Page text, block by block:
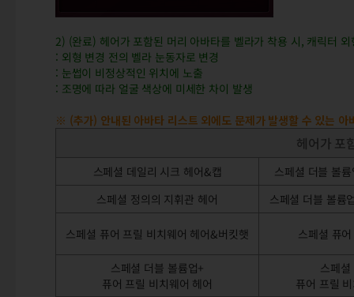
2) (완료) 헤어가 포함된 머리 아바타를 벨라가 착용 시, 캐릭터
: 외형 변경 전의 벨라 눈동자로 변경
: 눈썹이 비정상적인 위치에 노출
: 조명에 따라 얼굴 색상에 미세한 차이 발생
※ (추가) 안내된 아바타 리스트 외에도 문제가 발생할 수 있는
헤어가 포
스페셜 데일리 시크 헤어&캡
스페셜 더블 볼
스페셜 정의의 지휘관 헤어
스페셜 더블 볼륨
스페셜 퓨어 프릴 비치웨어 헤어&버킷햇 스페셜 퓨
스페셜 더블 볼륨업+
퓨어 프릴 비치웨어 헤어
스페
퓨어 프릴